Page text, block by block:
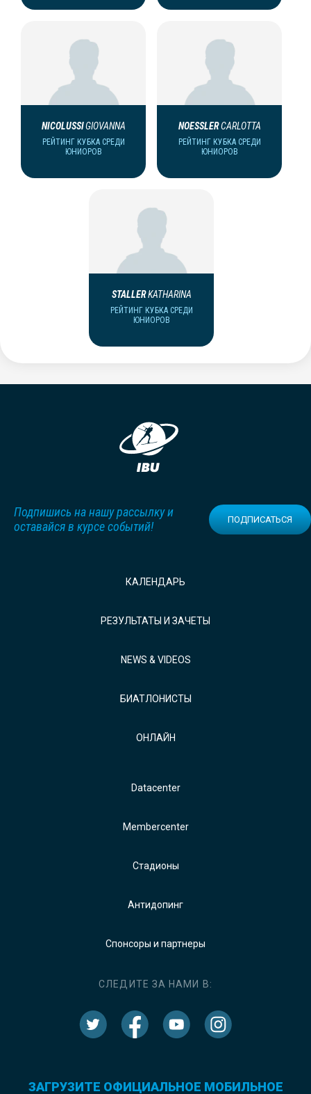
NICOLUSSIGIOVANNA
РЕЙТИНГ КУБКА СРЕДИ
ЮНИОРОВ
NOESSLERCARLOTTA
РЕЙТИНГ КУБКА СРЕДИ
ЮНИОРОВ
STALLERKATHARINA
РЕЙТИНГ КУБКА СРЕДИ
ЮНИОРОВ
Подпишись на нашу рассылку и
оставайся в курсе событий!
ПОДПИСАТЬСЯ
КАЛЕНДАРЬ
РЕЗУЛЬТАТЫ И ЗАЧЕТЫ
NEWS & VIDEOS
БИАТЛОНИСТЫ
ОНЛАЙН
Datacenter
Membercenter
Стадионы
Антидопинг
Спонсоры и партнеры
СЛЕДИТЕ ЗА НАМИ В:
ЗАГРУЗИТЕ ОФИЦИАЛЬНОЕ МОБИЛЬНОЕ